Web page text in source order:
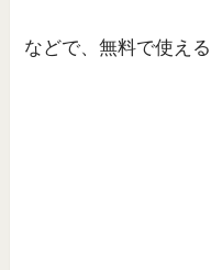
などで、無料で使え